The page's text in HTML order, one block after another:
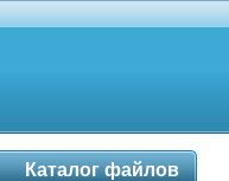
Каталог файлов